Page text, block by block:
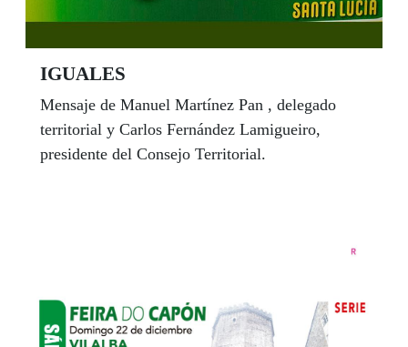
IGUALES
Mensaje de Manuel Martínez Pan , delegado
territorial y Carlos Fernández Lamigueiro,
presidente del Consejo Territorial.